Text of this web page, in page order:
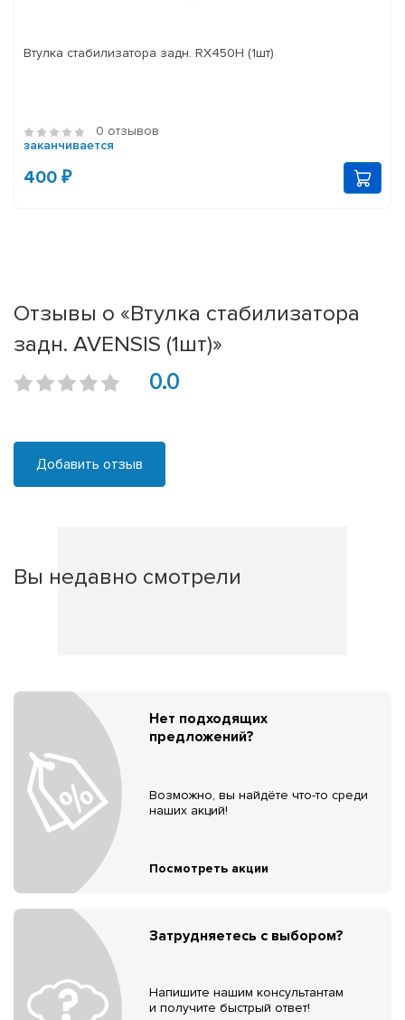
Втулка стабилизатора задн. RX450H (1шт)
0 отзывов
заканчивается
400 ₽
Отзывы о «Втулка стабилизатора
задн. AVENSIS (1шт)»
0.0
Добавить отзыв
Вы недавно смотрели
Нет подходящих
предложений?
Возможно, вы найдёте что-то среди
наших акций!
Посмотреть акции
Затрудняетесь с выбором?
Напишите нашим консультантам
и получите быстрый ответ!